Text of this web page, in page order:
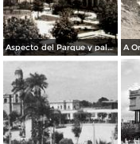
Aspecto del Parque y palacio municipal.